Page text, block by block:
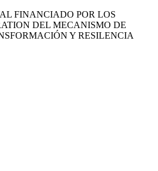
FINANCIADO POR LOS
DEL MECANISMO DE
Y RESILENCIA